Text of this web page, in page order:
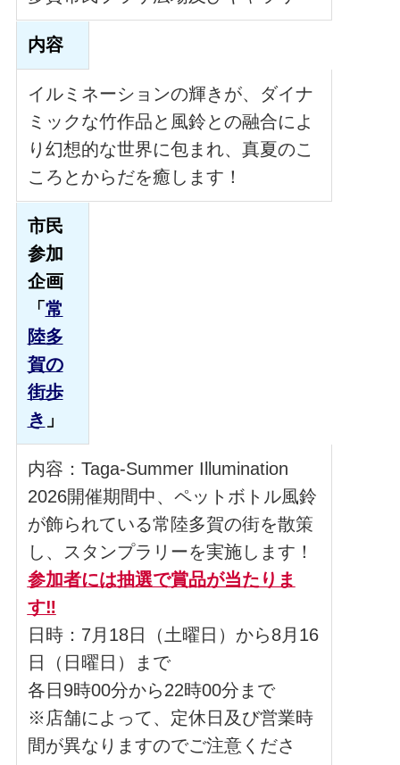
内容
イルミネーションの輝きが、ダイナ
ミックな竹作品と風鈴との融合によ
り幻想的な世界に包まれ、真夏のこ
ころとからだを癒します！
市民
参加
企画
「 常
陸多
賀の
街歩
き 」
内容：Taga-Summer Illumination
2026開催期間中、ペットボトル風鈴
が飾られている常陸多賀の街を散策
し、スタンプラリーを実施します！
参加者には抽選で賞品が当たりま
す‼
日時：7月18日（土曜日）から8月16
日（日曜日）まで
各日9時00分から22時00分まで
※店舗によって、定休日及び営業時
間が異なりますのでご注意くださ